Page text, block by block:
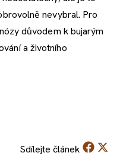
nevybral. Pro
důvodem k bujarým
a životního
Sdílejte článek